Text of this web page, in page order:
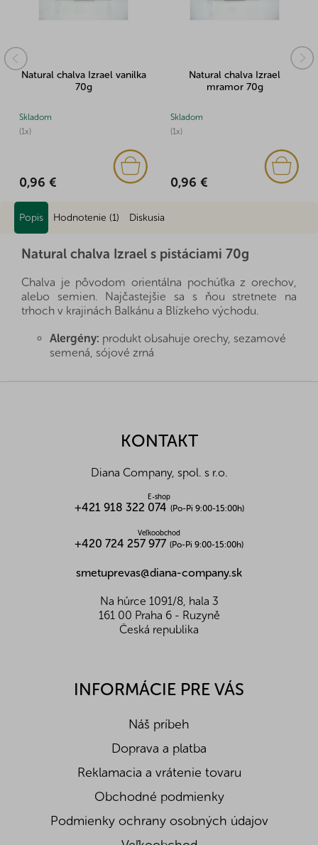
Natural chalva Izrael vanilka
70g
(1x)
Skladom
0,96 €
Natural chalva Izrael
mramor 70g
(1x)
Skladom
0,96 €
Popis Hodnotenie (1) Diskusia
Natural chalva Izrael s pistáciami 70g
Chalva je pôvodom orientálna pochúťka z orechov,
alebo semien. Najčastejšie sa s ňou stretnete na
trhoch v krajinách Balkánu a Blízkeho východu.
Alergény: produkt obsahuje orechy, sezamové
semená, sójové zrná
cukor, palmový tuk,pistáciové orechy, extract z
Energetická hodnota (kJ/kcal)
2290,64/348
36
Z toho nasycené mastné k. (g)
8
Z toho cukry (g)
30
0,2
KONTAKT
Diana Company, spol. s r.o.
E-shop
+421 918 322 074 (Po-Pi 9:00-15:00h)
Veľkoobchod
+420 724 257 977 (Po-Pi 9:00-15:00h)
smetuprevas@diana-company.sk
Na hůrce 1091/8, hala 3
161 00 Praha 6 - Ruzyně
Česká republika
INFORMÁCIE PRE VÁS
Náš príbeh
Doprava a platba
Reklamacia a vrátenie tovaru
Obchodné podmienky
Podmienky ochrany osobných údajov